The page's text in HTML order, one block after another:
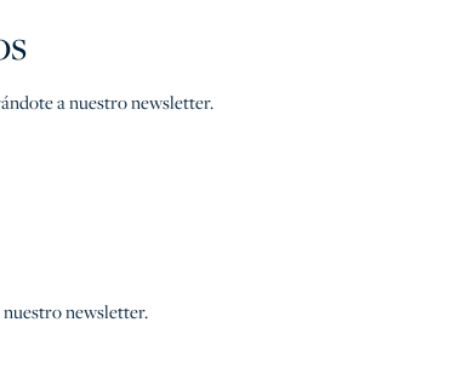
a nuestro newsletter.
newsletter.